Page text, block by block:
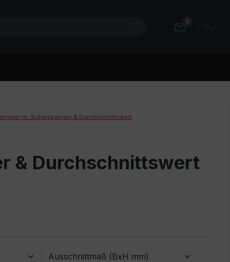
0
m. Schleppzeiger & Durchschnittswert
& Durchschnittswert
Ausschnittmaß (BxH mm)